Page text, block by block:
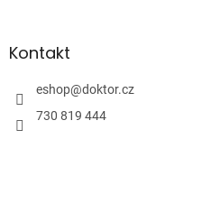
Kontakt
eshop@doktor.cz
730 819 444